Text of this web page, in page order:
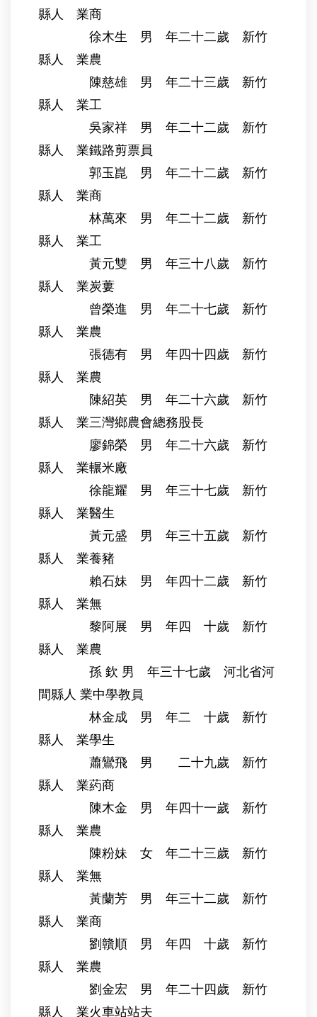
縣人 業商
徐木生 男 年二十二歲 新竹
縣人 業農
陳慈雄 男 年二十三歲 新竹
縣人 業工
吳家祥 男 年二十二歲 新竹
縣人 業鐵路剪票員
郭玉崑 男 年二十二歲 新竹
縣人 業商
林萬來 男 年二十二歲 新竹
縣人 業工
黃元雙 男 年三十八歲 新竹
縣人 業炭蔞
曾榮進 男 年二十七歲 新竹
縣人 業農
張德有 男 年四十四歲 新竹
縣人 業農
陳紹英 男 年二十六歲 新竹
縣人 業三灣鄉農會總務股長
廖錦榮 男 年二十六歲 新竹
縣人 業輾米廠
徐龍耀 男 年三十七歲 新竹
縣人 業醫生
黃元盛 男 年三十五歲 新竹
縣人 業養豬
賴石妹 男 年四十二歲 新竹
縣人 業無
黎阿展 男 年四 十歲 新竹
縣人 業農
孫 欽 男 年三十七歲 河北省河
間縣人 業中學教員
林金成 男 年二 十歲 新竹
縣人 業學生
蕭鸞飛 男 二十九歲 新竹
縣人 業葯商
陳木金 男 年四十一歲 新竹
縣人 業農
陳粉妹 女 年二十三歲 新竹
縣人 業無
黃蘭芳 男 年三十二歲 新竹
縣人 業商
劉贛順 男 年四 十歲 新竹
縣人 業農
劉金宏 男 年二十四歲 新竹
縣人 業火車站站夫